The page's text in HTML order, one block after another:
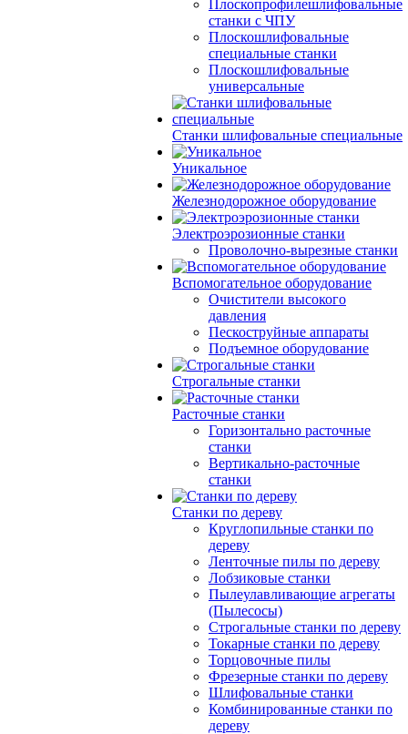
Плоскопрофилешлифовальные
станки с ЧПУ
Плоскошлифовальные
специальные станки
Плоскошлифовальные
универсальные
Станки шлифовальные специальные
Уникальное
Железнодорожное оборудование
Электроэрозионные станки
Проволочно-вырезные станки
Вспомогательное оборудование
Очистители высокого
давления
Пескоструйные аппараты
Подъемное оборудование
Строгальные станки
Расточные станки
Горизонтально расточные
станки
Вертикально-расточные
станки
Станки по дереву
Круглопильные станки по
дереву
Ленточные пилы по дереву
Лобзиковые станки
Пылеулавливающие агрегаты
(Пылесосы)
Строгальные станки по дереву
Токарные станки по дереву
Торцовочные пилы
Фрезерные станки по дереву
Шлифовальные станки
Комбинированные станки по
дереву